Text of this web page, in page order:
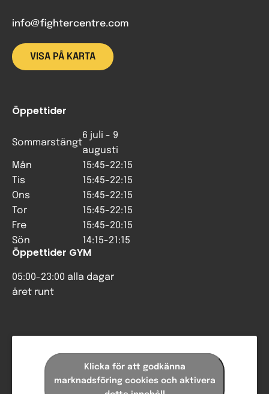
info@fightercentre.com
VISA PÅ KARTA
Öppettider
Sommarstängt
6 juli - 9
augusti
Mån
15:45-22:15
Tis
15:45-22:15
Ons
15:45-22:15
Tor
15:45-22:15
Fre
15:45-20:15
Sön
14:15-21:15
Öppettider GYM
05:00-23:00 alla dagar
året runt
Klicka för att godkänna
marknadsföring cookies och aktivera